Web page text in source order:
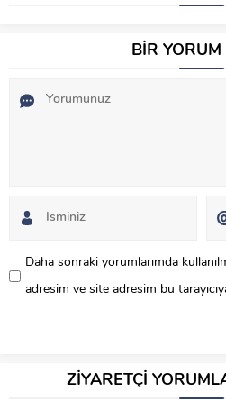
BİR YORUM
Daha sonraki yorumlarımda
adresim ve site adresim bu
ZİYARETÇİ